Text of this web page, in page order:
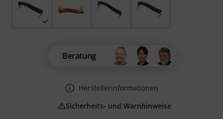
Beratung
Herstellerinformationen
Sicherheits- und Warnhinweise